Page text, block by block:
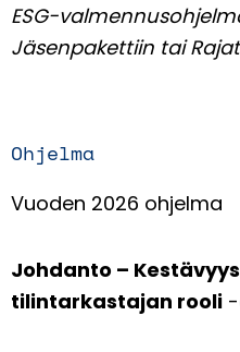
ESG-
Jäsenpakettiin tai
Ohjelma
Vuoden 2026 ohjelma
Johdanto –
tilintarkastajan rooli